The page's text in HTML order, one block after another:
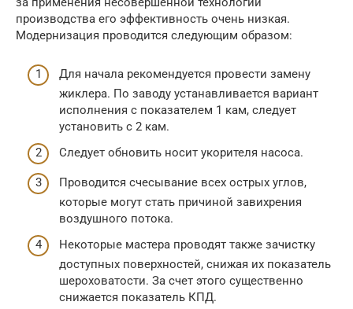
производства его эффективность очень низкая.
Модернизация проводится следующим образом:
Для начала рекомендуется провести замену
жиклера. По заводу устанавливается вариант
исполнения с показателем 1 кам, следует
установить с 2 кам.
Следует обновить носит укорителя насоса.
Проводится счесывание всех острых углов,
которые могут стать причиной завихрения
воздушного потока.
Некоторые мастера проводят также зачистку
доступных поверхностей, снижая их показатель
шероховатости. За счет этого существенно
снижается показатель КПД.